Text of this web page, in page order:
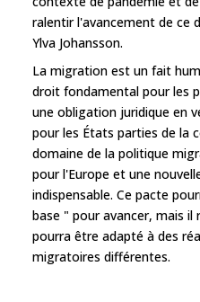
ralentir l'avancement de ce
Ylva Johansson.
La migration est un fait
droit fondamental pour les
une obligation juridique en
pour les États parties de la
domaine de la politique
pour l'Europe et une
indispensable. Ce pacte
base " pour avancer, mais
pourra être adapté à des
migratoires différentes.